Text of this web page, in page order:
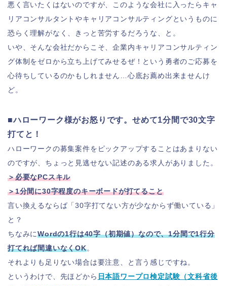
悪く言いたくはないのですが、このような会社に入ったらキャ
リアコンサルタントやキャリアコンサルティングというものに
恐らく理解がなく、きっと苦労するだろうな、と。
いや、そんな会社だからこそ、企業内キャリアコンサルティン
グ体制をゼロから立ち上げてみせるぜ！という勇者のご応募を
心待ちしているのかもしれません…心底お薦め出来ませんけ
ど。
■ハローワーク様がお怒りです。せめて1分間で30文字
打てと！
ハローワークの募集案件をピックアップすることはあまりない
のですが、ちょっと見逃せない記述のある求人がありました。
＞必要なPCスキル
＞1分間に30字程度のキーボードが打てること
言い換えるならば「30字打てない方が少なからず働いている」
と？
ちなみにWordの1行は40字（初期値）なので、1分間で1行分
打てれば間違いなくOK。
それよりも足りない場合は要注意、と言う感じですね。
というわけで、先ほどから 日本語ワープロ検定試験（文科省後